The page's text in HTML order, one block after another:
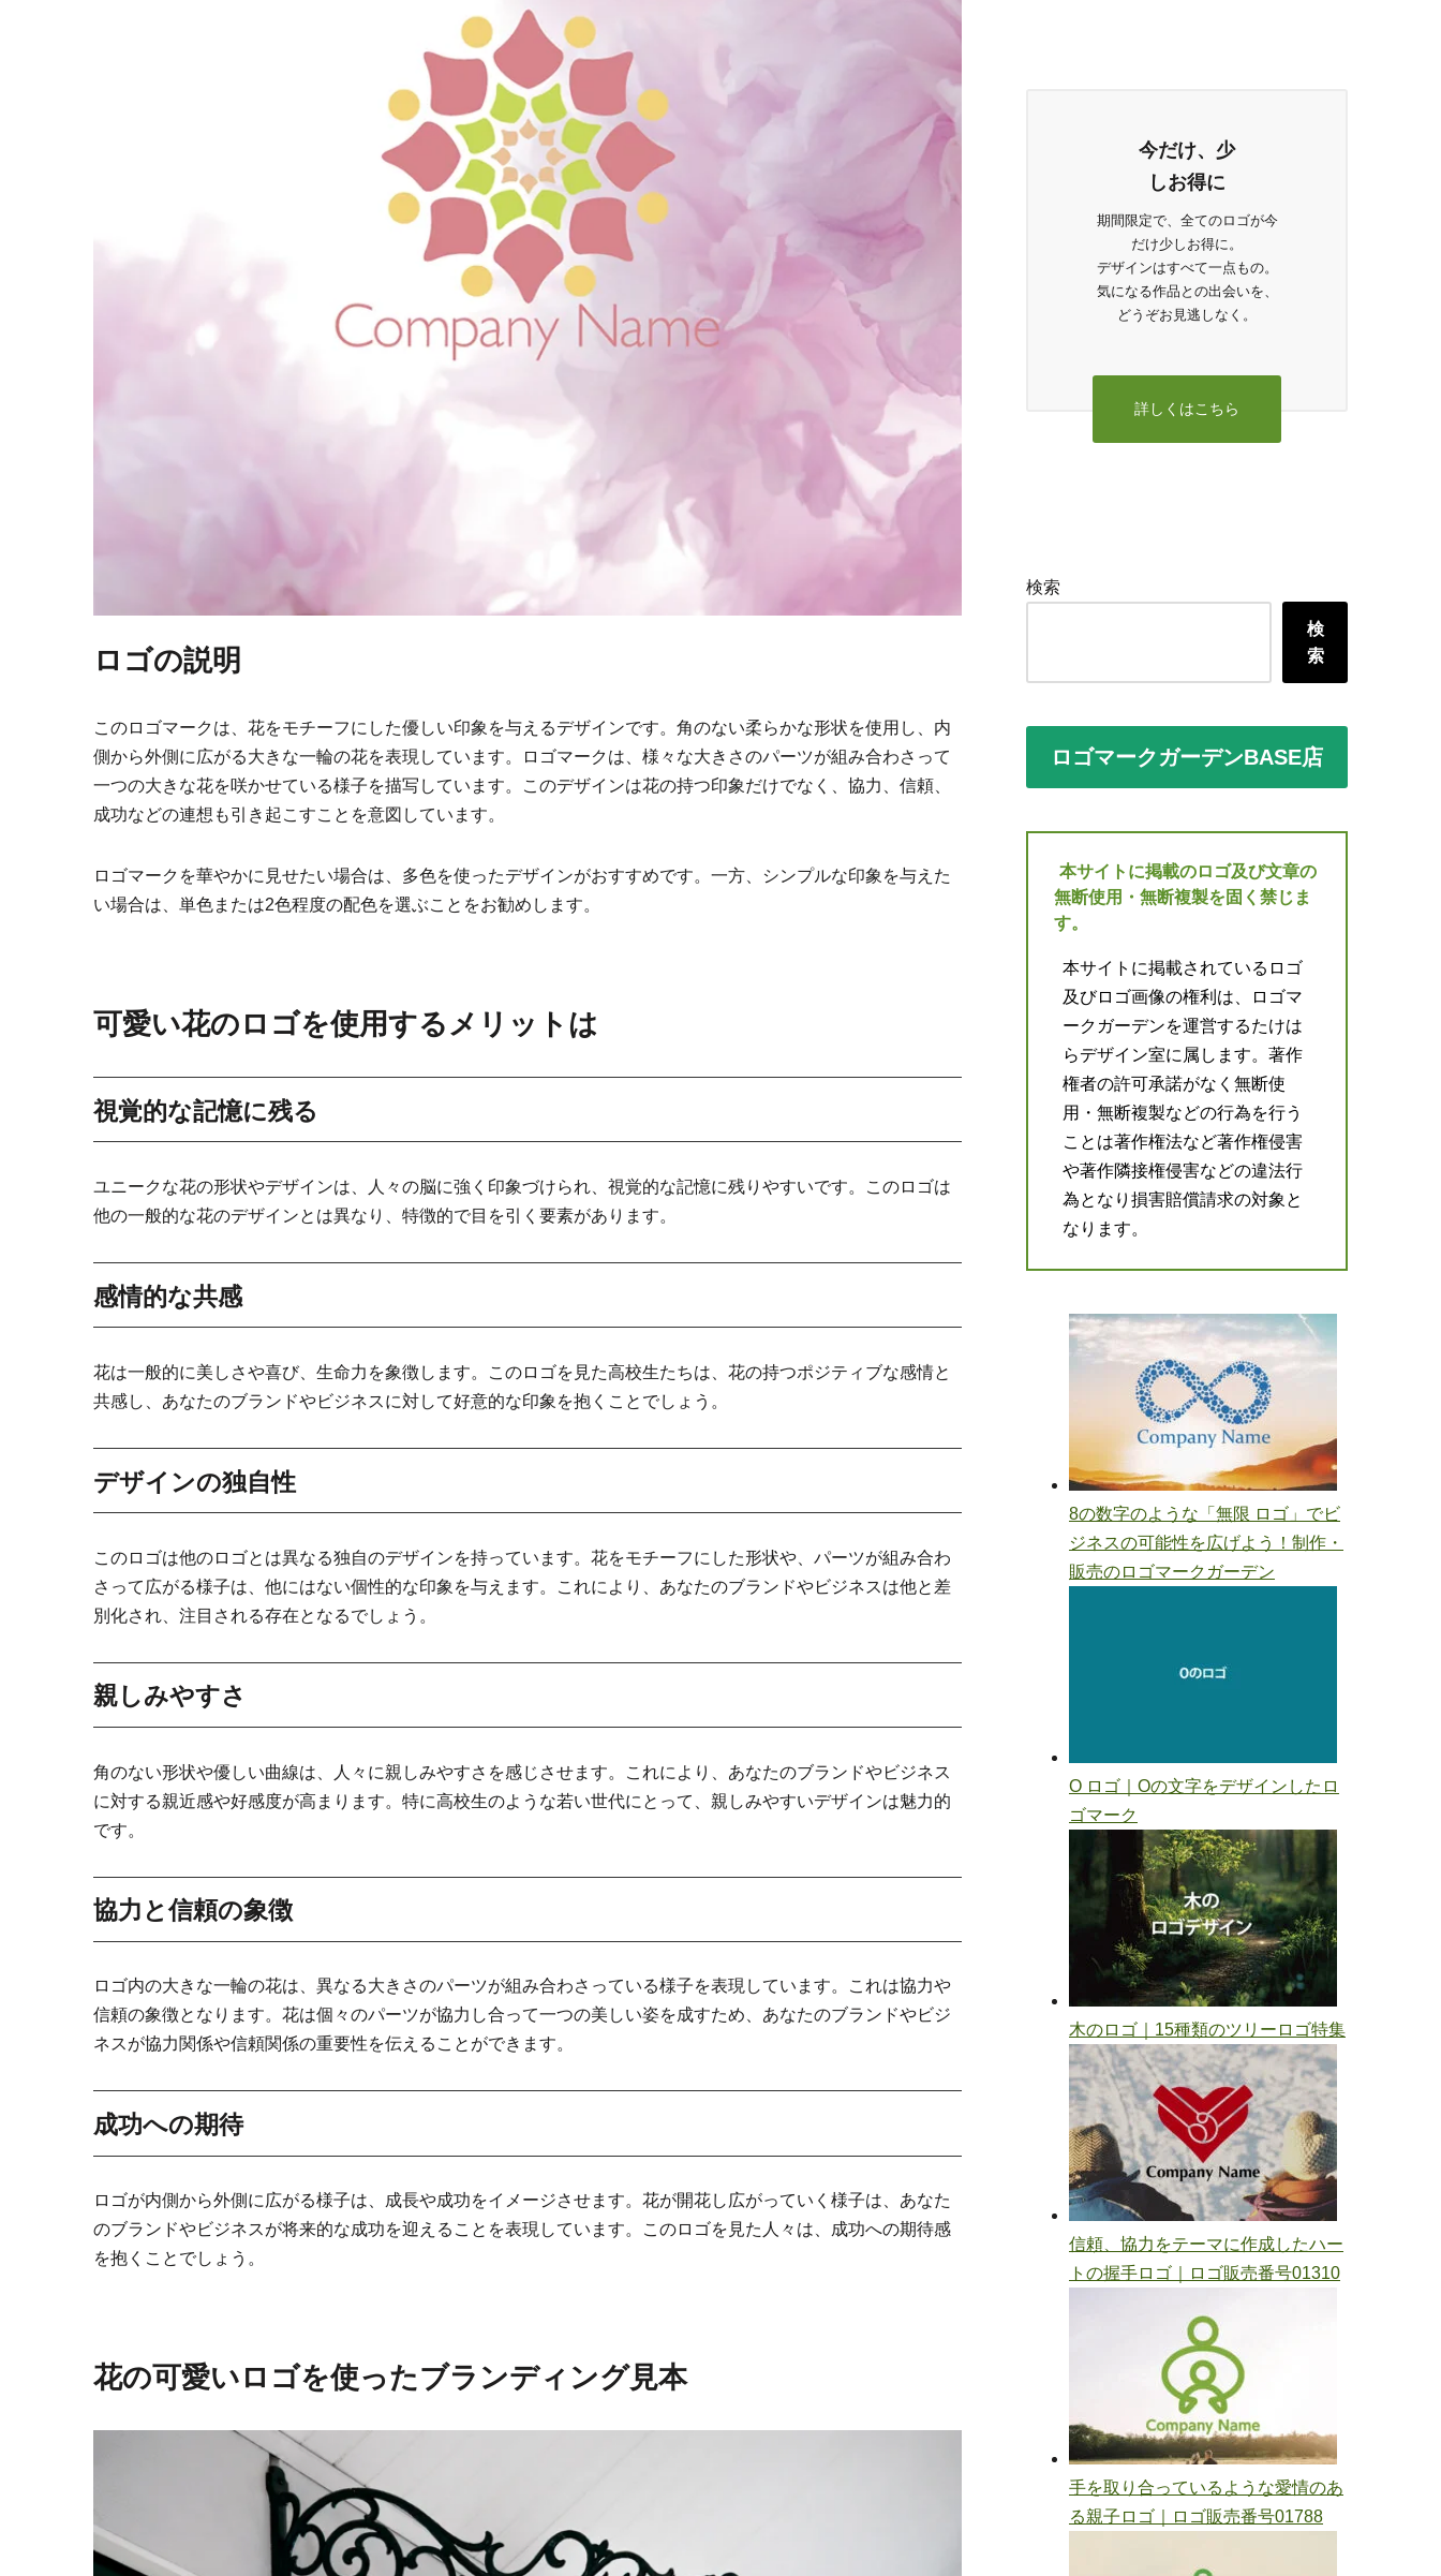
ロゴの説明
このロゴマークは、花をモチーフにした優しい印象を与えるデザインです。角のない柔らかな形状を使用し、内
側から外側に広がる大きな一輪の花を表現しています。ロゴマークは、様々な大きさのパーツが組み合わさって
一つの大きな花を咲かせている様子を描写しています。このデザインは花の持つ印象だけでなく、協力、信頼、
成功などの連想も引き起こすことを意図しています。
ロゴマークを華やかに見せたい場合は、多色を使ったデザインがおすすめです。一方、シンプルな印象を与えた
い場合は、単色または2色程度の配色を選ぶことをお勧めします。
可愛い花のロゴを使用するメリットは
視覚的な記憶に残る
ユニークな花の形状やデザインは、人々の脳に強く印象づけられ、視覚的な記憶に残りやすいです。このロゴは
他の一般的な花のデザインとは異なり、特徴的で目を引く要素があります。
感情的な共感
花は一般的に美しさや喜び、生命力を象徴します。このロゴを見た高校生たちは、花の持つポジティブな感情と
共感し、あなたのブランドやビジネスに対して好意的な印象を抱くことでしょう。
デザインの独自性
このロゴは他のロゴとは異なる独自のデザインを持っています。花をモチーフにした形状や、パーツが組み合わ
さって広がる様子は、他にはない個性的な印象を与えます。これにより、あなたのブランドやビジネスは他と差
別化され、注目される存在となるでしょう。
親しみやすさ
角のない形状や優しい曲線は、人々に親しみやすさを感じさせます。これにより、あなたのブランドやビジネス
に対する親近感や好感度が高まります。特に高校生のような若い世代にとって、親しみやすいデザインは魅力的
です。
協力と信頼の象徴
ロゴ内の大きな一輪の花は、異なる大きさのパーツが組み合わさっている様子を表現しています。これは協力や
信頼の象徴となります。花は個々のパーツが協力し合って一つの美しい姿を成すため、あなたのブランドやビジ
ネスが協力関係や信頼関係の重要性を伝えることができます。
成功への期待
ロゴが内側から外側に広がる様子は、成長や成功をイメージさせます。花が開花し広がっていく様子は、あなた
のブランドやビジネスが将来的な成功を迎えることを表現しています。このロゴを見た人々は、成功への期待感
を抱くことでしょう。
花の可愛いロゴを使ったブランディング見本
今だけ、少
しお得に
期間限定で、全てのロゴが今
だけ少しお得に。
デザインはすべて一点もの。
気になる作品との出会いを、
どうぞお見逃しなく。
詳しくはこちら
検索
検
索
ロゴマークガーデンBASE店
本サイトに掲載のロゴ及び文章の
無断使用・無断複製を固く禁じま
す。
本サイトに掲載されているロゴ
及びロゴ画像の権利は、ロゴマ
ークガーデンを運営するたけは
らデザイン室に属します。著作
権者の許可承諾がなく無断使
用・無断複製などの行為を行う
ことは著作権法など著作権侵害
や著作隣接権侵害などの違法行
為となり損害賠償請求の対象と
なります。